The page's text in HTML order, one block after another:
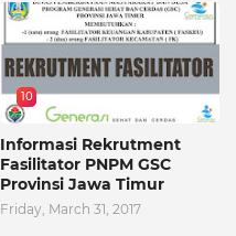
10
Informasi Rekrutment
Fasilitator PNPM GSC
Provinsi Jawa Timur
Friday, March 31, 2017